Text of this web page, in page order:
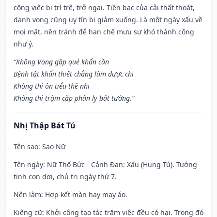
công việc bị trì trệ, trở ngại. Tiền bạc của cải thất thoát,
danh vọng cũng uy tín bị giảm xuống. Là một ngày xấu về
mọi mặt, nên tránh để hạn chế mưu sự khó thành công
như ý.
“Không Vong gặp quẻ khẩn cần
Bệnh tật khẩn thiết chẳng làm được chi
Không thì ôn tiểu thê nhi
Không thì trộm cắp phân ly bất tường.”
Nhị Thập Bát Tú
Tên sao: Sao Nữ
Tên ngày: Nữ Thổ Bức - Cảnh Đan: Xấu (Hung Tú). Tướng
tinh con dơi, chủ trị ngày thứ 7.
Nên làm: Hợp kết màn hay may áo.
Kiêng cữ: Khởi công tạo tác trăm việc đều có hại. Trong đó